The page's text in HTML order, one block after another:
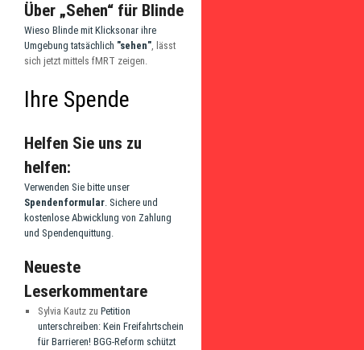
Über „Sehen“ für Blinde
Wieso Blinde mit Klicksonar ihre
Umgebung tatsächlich "sehen", lässt
sich jetzt mittels fMRT zeigen.
Ihre Spende
Helfen Sie uns zu
helfen:
Verwenden Sie bitte unser
Spendenformular. Sichere und
kostenlose Abwicklung von Zahlung
und Spendenquittung.
Neueste
Leserkommentare
Sylvia Kautzzu Petition
unterschreiben: Kein Freifahrtschein
für Barrieren! BGG-Reform schützt